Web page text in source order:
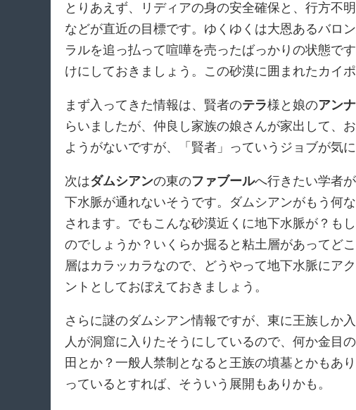
とりあえず、リディアの身の安全確保と、行方不
などが直近の目標です。ゆくゆくは大恩あるバロ
ラルを追っ払って喧嘩を売ったばっかりの状態で
けにしておきましょう。この砂漠に囲まれたカイ
まず入ってきた情報は、賢者のテラ様と娘のアンナ
らいましたが、仲良し家族の娘さんが家出して、
ようがないですが、「賢者」っていうジョブが気
次はダムシアンの東のファブールへ行きたい学者
下水脈が通れないそうです。ダムシアンがもう何
されます。でもこんな砂漠近くに地下水脈が？も
のでしょうか？いくらか掘ると粘土層があってど
層はカラッカラなので、どうやって地下水脈にア
ントとしておぼえておきましょう。
さらに謎のダムシアン情報ですが、東に王族しか
人が洞窟に入りたそうにしているので、何か金目
田とか？一般人禁制となると王族の墳墓とかもあ
っているとすれば、そういう展開もありかも。